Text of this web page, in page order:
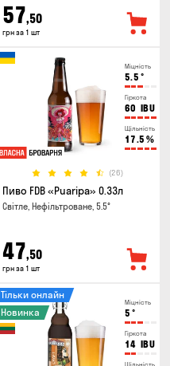
57,50
грн за 1 шт
Міцність
5.5 °
Гіркота
60 IBU
Щільність
17.5 %
(26)
Пиво FDB «Puaripa» 0.33л
Світле, Нефільтроване, 5.5°
47,50
грн за 1 шт
Міцність
5 °
Гіркота
14 IBU
Щільність
Тільки онлайн
Новинка